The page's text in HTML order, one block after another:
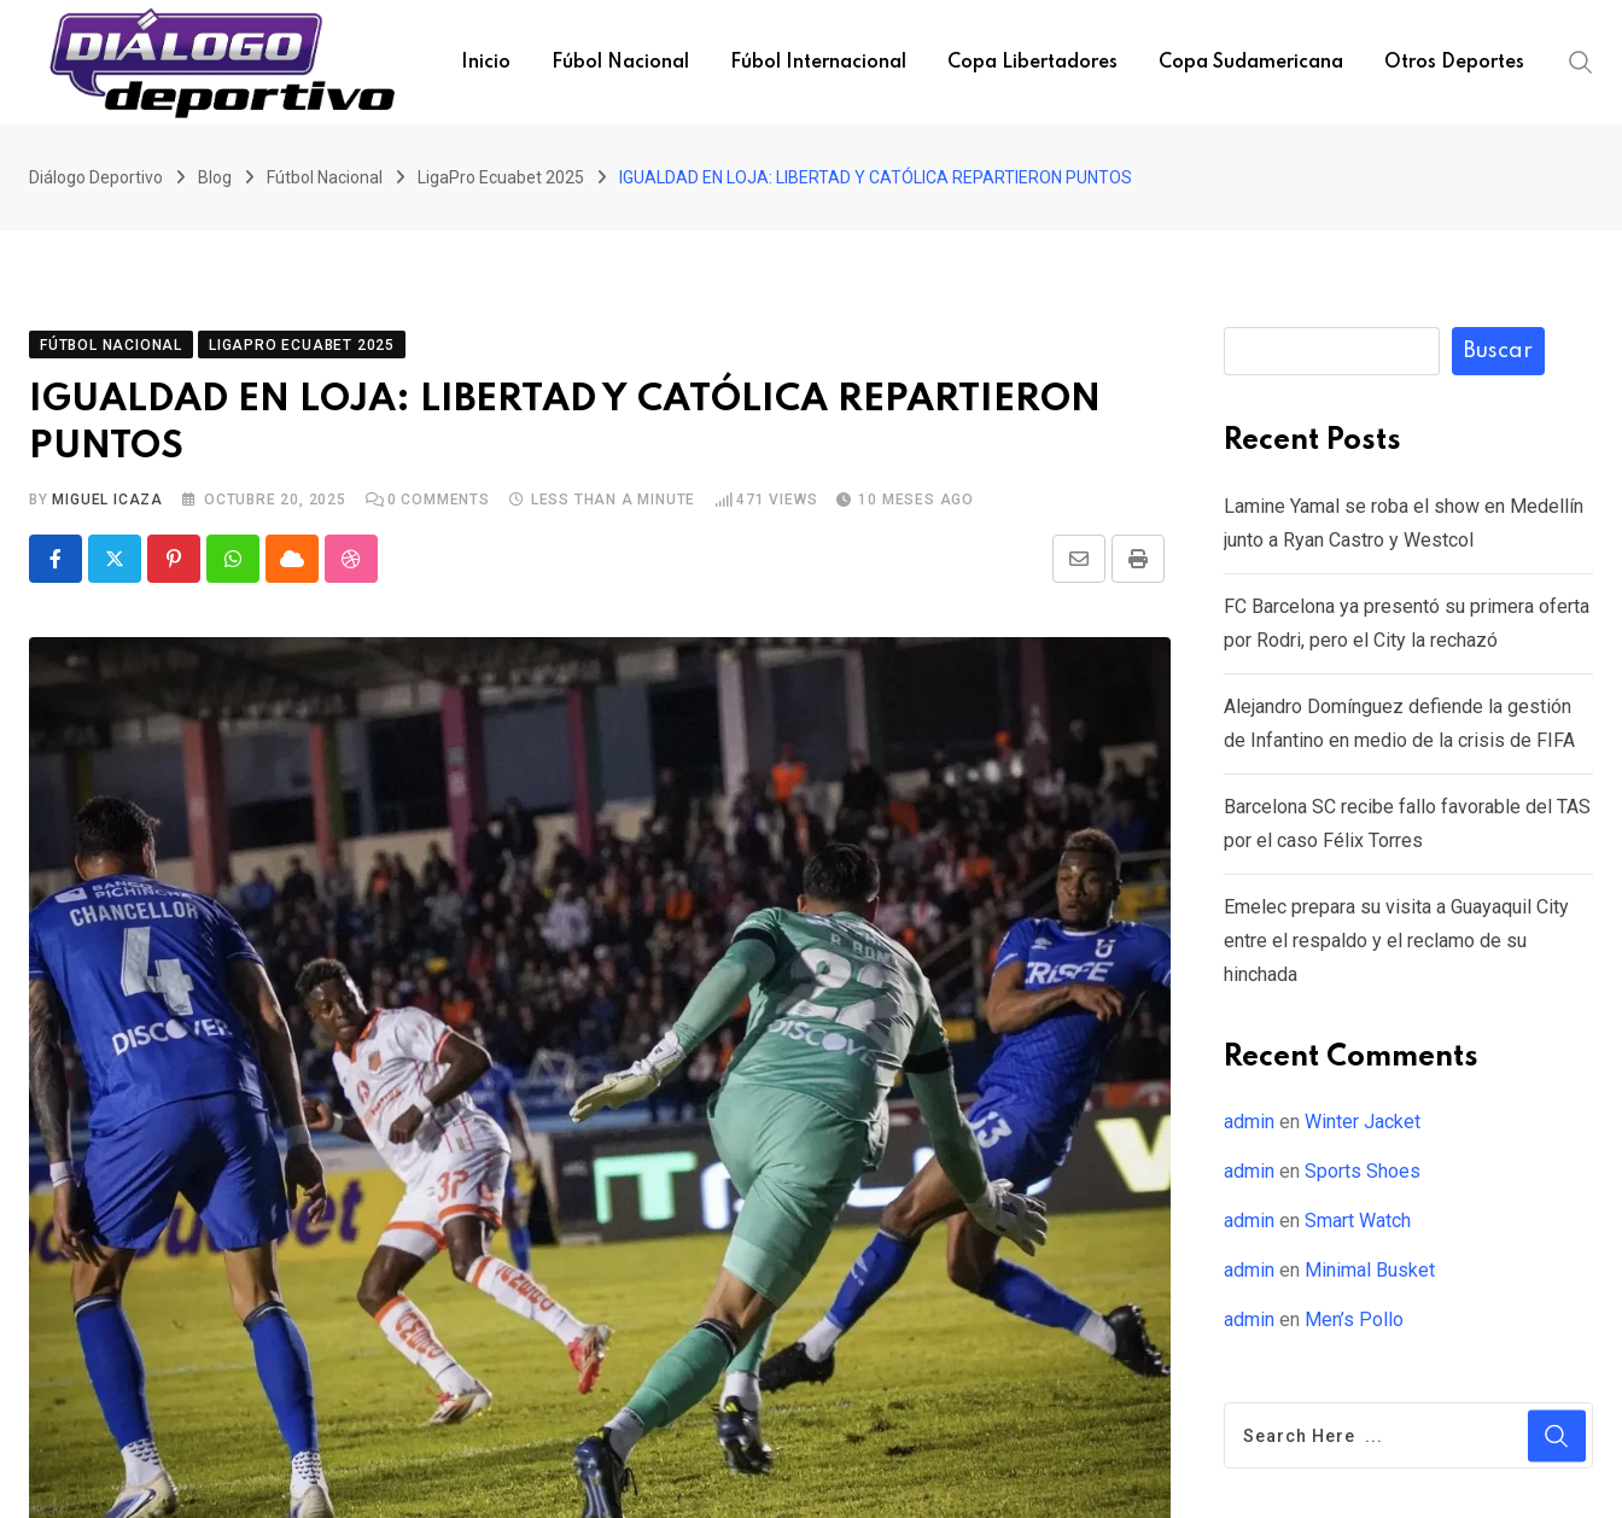
content
Inicio Fúbol Nacional Fúbol Internacional Copa Libertadores Copa Sudamericana Otros Deportes
Diálogo Deportivo Blog Fútbol Nacional LigaPro Ecuabet 2025 IGUALDAD EN LOJA: LIBERTAD Y CATÓLICA REPARTIERON PUNTOS
FÚTBOL NACIONAL LIGAPRO ECUABET 2025
IGUALDAD EN LOJA: LIBERTAD Y CATÓLICA REPARTIERON
PUNTOS
BY MIGUEL ICAZA OCTUBRE 20, 2025 0 COMMENTS LESS THAN A MINUTE 471 VIEWS 10 MESES AGO
PinterestWhatsappCloud StumbleUpon Print
Share
Email
Buscar
Recent Posts
Lamine Yamal se roba el show en Medellín
junto a Ryan Castro y Westcol
FC Barcelona ya presentó su primera oferta
por Rodri, pero el City la rechazó
Alejandro Domínguez defiende la gestión
de Infantino en medio de la crisis de FIFA
Barcelona SC recibe fallo favorable del TAS
por el caso Félix Torres
Emelec prepara su visita a Guayaquil City
entre el respaldo y el reclamo de su
hinchada
Recent Comments
admin en Winter Jacket
admin en Sports Shoes
admin en Smart Watch
admin en Minimal Busket
admin en Men’s Pollo